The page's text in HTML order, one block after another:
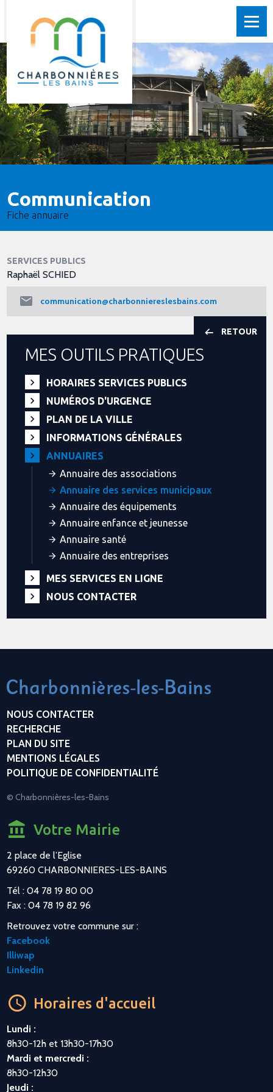
Communication
Fiche annuaire
SERVICES PUBLICS
Raphaël SCHIED
communication@charbonniereslesbains.com
RETOUR
MES OUTILS PRATIQUES
HORAIRES SERVICES PUBLICS
NUMÉROS D'URGENCE
PLAN DE LA VILLE
INFORMATIONS GÉNÉRALES
ANNUAIRES
Annuaire des associations
Annuaire des services municipaux
Annuaire des équipements
Annuaire enfance et jeunesse
Annuaire santé
Annuaire des entreprises
MES SERVICES EN LIGNE
NOUS CONTACTER
NOUS CONTACTER
RECHERCHE
PLAN DU SITE
MENTIONS LÉGALES
POLITIQUE DE CONFIDENTIALITÉ
© Charbonnières-les-Bains
Votre Mairie
2 place de l’Eglise
69260 CHARBONNIERES-LES-BAINS
Tél : 04 78 19 80 00
Fax : 04 78 19 82 96
Retrouvez votre commune sur :
Facebook
Illiwap
Linkedin
Horaires d'accueil
Lundi :
8h30-12h et 13h30-17h30
Mardi et mercredi :
8h30-12h30
Jeudi :